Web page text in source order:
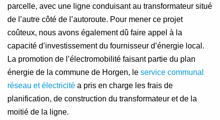
parcelle, avec une ligne conduisant au transformateur situé
de l’autre côté de l’autoroute. Pour mener ce projet
coûteux, nous avons également dû faire appel à la
capacité d’investissement du fournisseur d’énergie local.
La promotion de l’électromobilité faisant partie du plan
énergie de la commune de Horgen, le service communal
réseau et électricité a pris en charge les frais de
planification, de construction du transformateur et de la
moitié de la ligne.